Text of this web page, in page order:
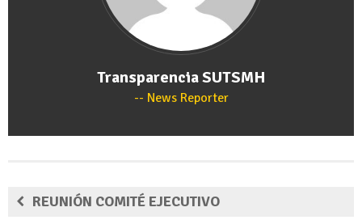
Transparencia SUTSMH
News Reporter
REUNIÓN COMITÉ EJECUTIVO